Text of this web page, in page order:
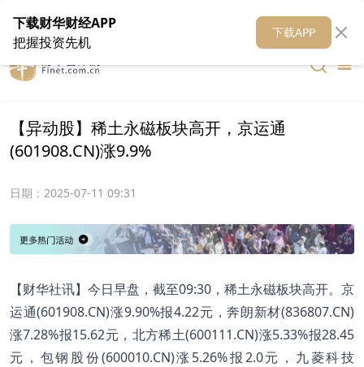
在线客服 关于我们 财华媒体矩阵 财华智库
【异动股】稀土永磁板块高开，京运通
(601908.CN)涨9.9%
日期： 2025-07-11 09:31
【财华社讯】今日早盘，截至09:30，稀土永磁板块高开。京
运通(601908.CN)涨9.90%报4.22元，奔朗新材(836807.CN)
涨7.28%报15.62元，北方稀土(600111.CN)涨5.33%报28.45
元，包钢股份(600010.CN)涨5.26%报2.0元，九菱科技
下载财华财经APP
把握投资先机
下载APP